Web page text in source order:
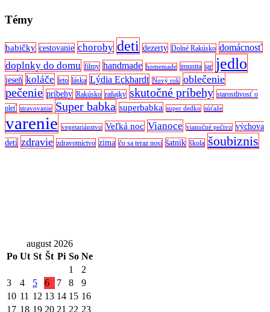
Témy
babičky cestovanie choroby deti dezerty Dolné Rakúsko domácnosť
doplnky do domu filmy handmade homemade imunita jar jedlo
jeseň koláče leto láska Lýdia Eckhardt Nový rok oblečenie
pečenie príbehy Rakúsko raňajky skutočné príbehy starostlivosť o
pleť stravovanie Super babka superbabka super dedko súťaže
varenie vegetariánstvo Veľká noc Vianoce vianočné pečivo
výchova
detí zdravie zdravotníctvo zima čo sa teraz nosí šatník škola šoubiznis
august 2026
Po Ut St Št Pi So Ne
1
2
3
4 5 6 7 8
9
10 11 12 13 14 15 16
17 18 19 20 21 22 23